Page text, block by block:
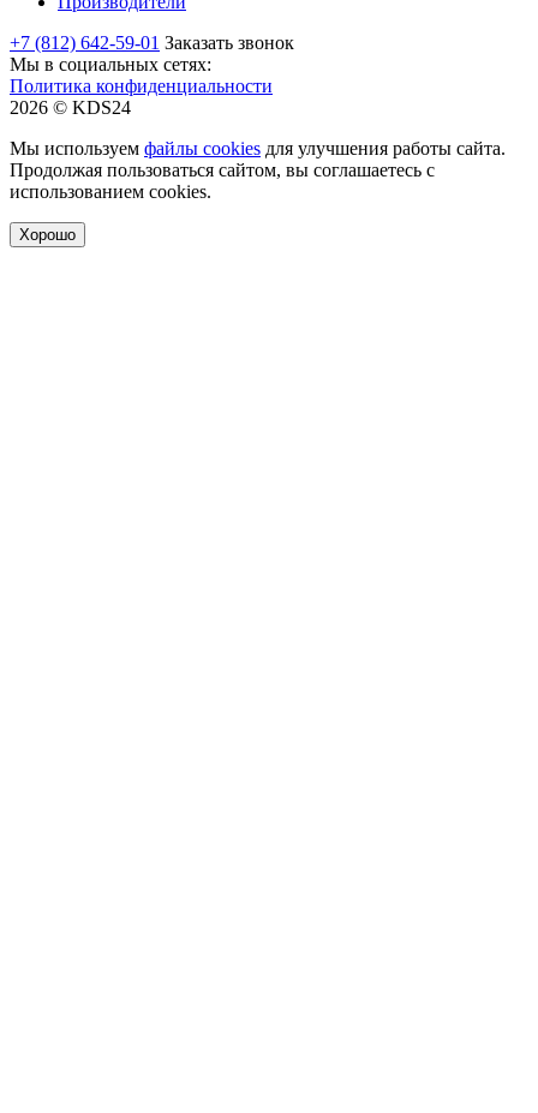
+7 (812) 642-59-01 Заказать звонок
Мы в социальных сетях:
Политика конфиденциальности
2026 © KDS24
Мы используем файлы cookies для улучшения работы сайта.
Продолжая пользоваться сайтом, вы соглашаетесь с
использованием cookies.
Хорошо